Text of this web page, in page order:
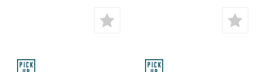
定)】【サンメカトロニク
ス】【スパイカメラ】
【隠しカメラ】【期間限
定)】【サンメカトロニク
ス】【スパイカメラ】
【隠しカメラ】【期間限